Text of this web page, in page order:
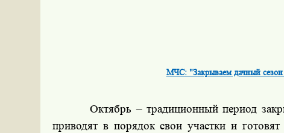
МЧС: "Закрываем дачный
Октябрь – традиционный период
приводят в порядок свои участки и